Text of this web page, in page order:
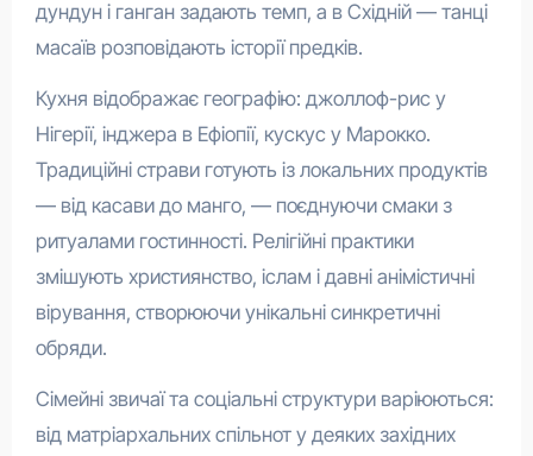
дундун і ганган задають темп, а в Східній — танці
масаїв розповідають історії предків.
Кухня відображає географію: джоллоф-рис у
Нігерії, інджера в Ефіопії, кускус у Марокко.
Традиційні страви готують із локальних продуктів
— від касави до манго, — поєднуючи смаки з
ритуалами гостинності. Релігійні практики
змішують християнство, іслам і давні анімістичні
вірування, створюючи унікальні синкретичні
обряди.
Сімейні звичаї та соціальні структури варіюються:
від матріархальних спільнот у деяких західних